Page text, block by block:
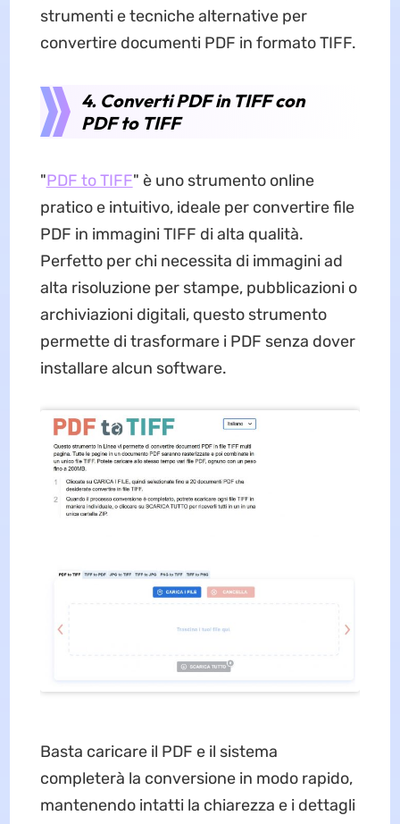
strumenti e tecniche alternative per
convertire documenti PDF in formato TIFF.
4. Converti PDF in TIFF con
PDF to TIFF
"PDF to TIFF" è uno strumento online
pratico e intuitivo, ideale per convertire file
PDF in immagini TIFF di alta qualità.
Perfetto per chi necessita di immagini ad
alta risoluzione per stampe, pubblicazioni o
archiviazioni digitali, questo strumento
permette di trasformare i PDF senza dover
installare alcun software.
Basta caricare il PDF e il sistema
completerà la conversione in modo rapido,
mantenendo intatti la chiarezza e i dettagli